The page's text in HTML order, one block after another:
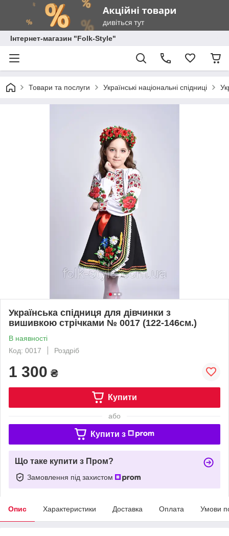
Інтернет-магазин "Folk-Style"
Товари та послуги Українські національні спідниці
Українська спідниця для дівчинки з
вишивкою стрічками № 0017 (122-146см.)
В наявності
Код: 0017
Роздріб
1 300 ₴
Купити
або
Купити з
Що таке купити з Пром?
Замовлення під захистом
Опис Характеристики Доставка Оплата Умови